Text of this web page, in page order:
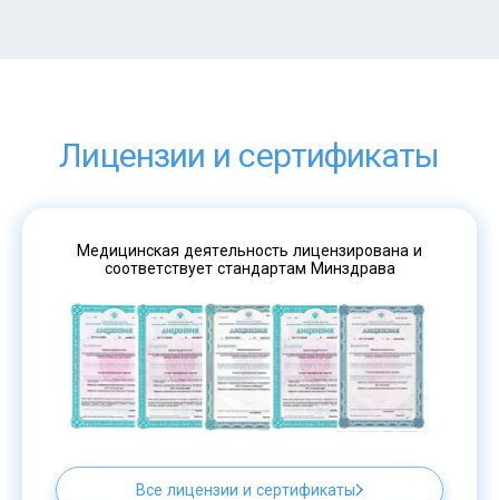
Лицензии и сертификаты
Медицинская деятельность лицензирована и
соответствует стандартам Минздрава
Все лицензии и сертификаты